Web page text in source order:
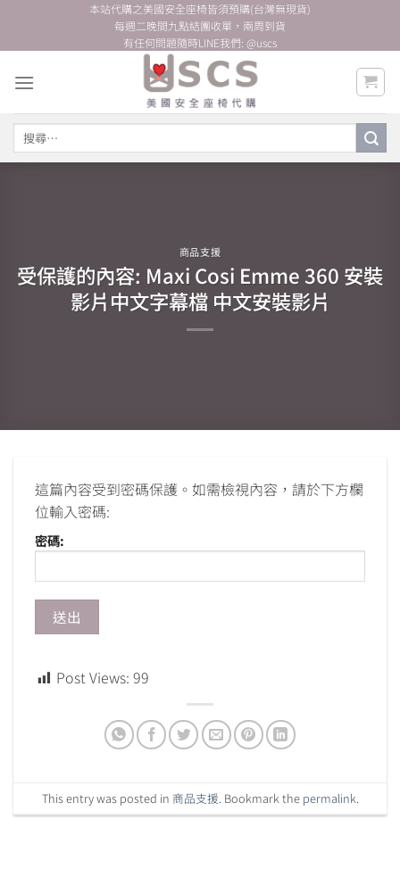
content
本站代購之美國安全座椅皆須預購(台灣無現貨)
每週二晚間九點結團收單，兩周到貨
有任何問題隨時LINE我們: @uscs
關
商品支援
受保護的內容: Maxi Cosi Emme 360 安裝
影片中文字幕檔 中文安裝影片
這篇內容受到密碼保護。如需檢視內容，請於下方欄
位輸入密碼:
密碼:
Post Views: 99
This entry was posted in 商品支援 . Bookmark the permalink